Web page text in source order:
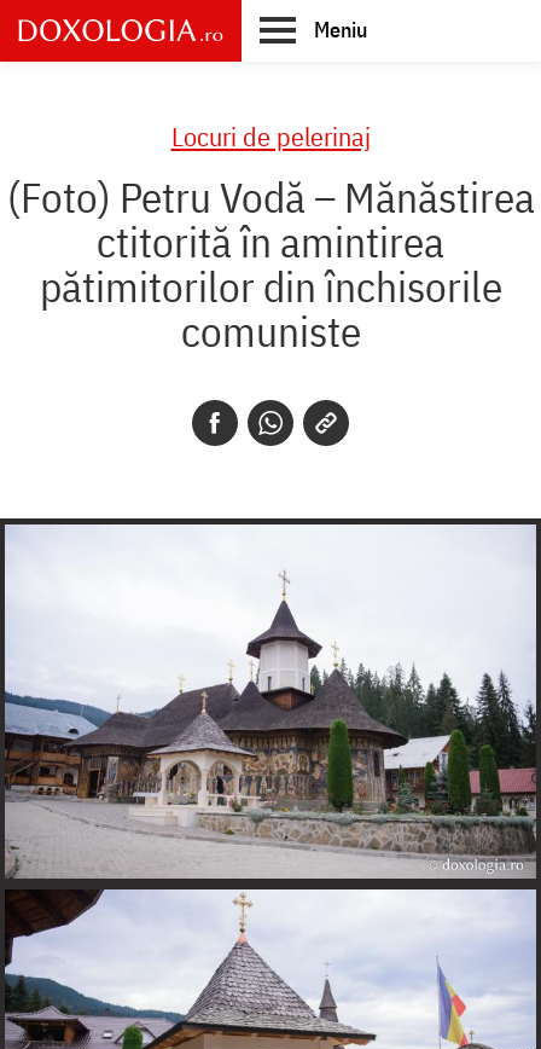
Skip
to
main
Meniu
Locuri de pelerinaj
(Foto) Petru Vodă – Mănăstirea
ctitorită în amintirea
pătimitorilor din închisorile
comuniste